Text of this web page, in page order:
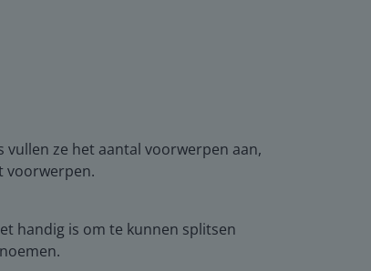
ze het aantal voorwerpen aan,
voorwerpen.
handig is om te kunnen splitsen